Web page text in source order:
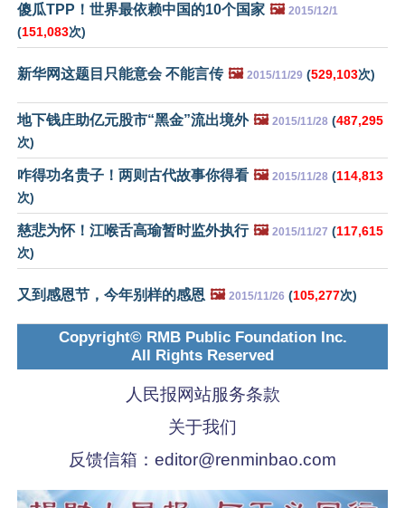
傻瓜TPP！世界最依赖中国的10个国家 🖼️ 2015/12/1
(151,083次)
新华网这题目只能意会 不能言传 🖼️ 2015/11/29 (529,103次)
地下钱庄助亿元股市“黑金”流出境外 🖼️ 2015/11/28 (487,295
次)
咋得功名贵子！两则古代故事你得看 🖼️ 2015/11/28 (114,813
次)
慈悲为怀！江喉舌高瑜暂时监外执行 🖼️ 2015/11/27 (117,615
次)
又到感恩节，今年别样的感恩 🖼️ 2015/11/26 (105,277次)
Copyright© RMB Public Foundation Inc.
All Rights Reserved
人民报网站服务条款
关于我们
反馈信箱： editor@renminbao.com